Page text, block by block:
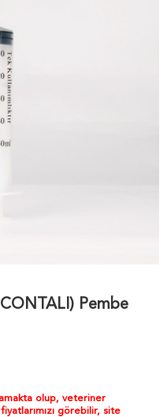
Pembe
olup, veteriner
görebilir, site